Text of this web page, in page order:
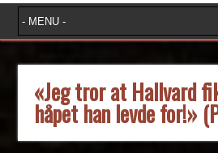
«Jeg tror at Hallvard
håpet han levde for!»